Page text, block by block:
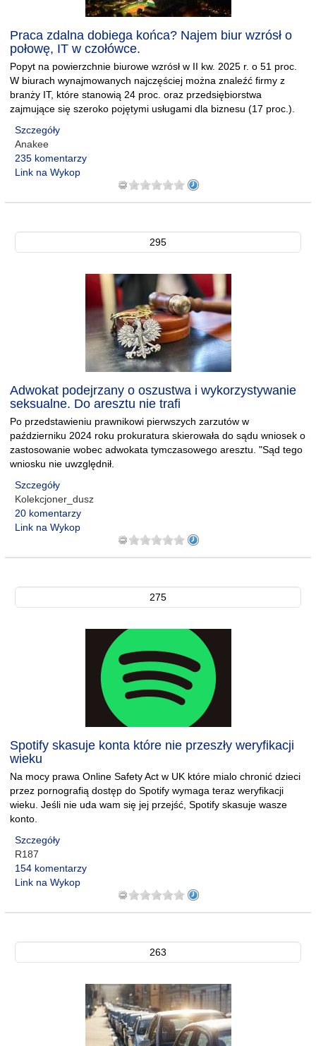
Praca zdalna dobiega końca? Najem biur wzrósł o
połowę, IT w czołówce.
Popyt na powierzchnie biurowe wzrósł w II kw. 2025 r. o 51 proc.
W biurach wynajmowanych najczęściej można znaleźć firmy z
branży IT, które stanowią 24 proc. oraz przedsiębiorstwa
zajmujące się szeroko pojętymi usługami dla biznesu (17 proc.).
Szczegóły
Anakee
235 komentarzy
Link na Wykop
295
Adwokat podejrzany o oszustwa i wykorzystywanie
seksualne. Do aresztu nie trafi
Po przedstawieniu prawnikowi pierwszych zarzutów w
październiku 2024 roku prokuratura skierowała do sądu wniosek o
zastosowanie wobec adwokata tymczasowego aresztu. "Sąd tego
wniosku nie uwzględnił.
Szczegóły
Kolekcjoner_dusz
20 komentarzy
Link na Wykop
275
Spotify skasuje konta które nie przeszły weryfikacji
wieku
Na mocy prawa Online Safety Act w UK które mialo chronić dzieci
przez pornografią dostęp do Spotify wymaga teraz weryfikacji
wieku. Jeśli nie uda wam się jej przejść, Spotify skasuje wasze
konto.
Szczegóły
R187
154 komentarzy
Link na Wykop
263